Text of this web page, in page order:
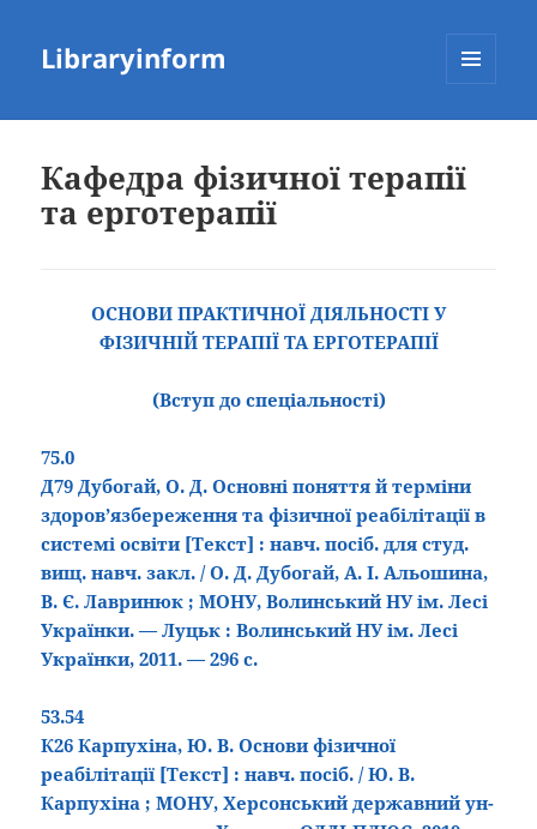
Libraryinform
Кафедра фізичної терапії
та ерготерапії
ОСНОВИ ПРАКТИЧНОЇ ДІЯЛЬНОСТІ У
ФІЗИЧНІЙ ТЕРАПІЇ ТА ЕРГОТЕРАПІЇ
(Вступ до спеціальності)
75.0
Д79 Дубогай, О. Д. Основні поняття й терміни
здоров’язбереження та фізичної реабілітації в
системі освіти [Текст] : навч. посіб. для студ.
вищ. навч. закл. / О. Д. Дубогай, А. І. Альошина,
В. Є. Лавринюк ; МОНУ, Волинський НУ ім. Лесі
Українки. — Луцьк : Волинський НУ ім. Лесі
Українки, 2011. — 296 с.
53.54
К26 Карпухіна, Ю. В. Основи фізичної
реабілітації [Текст] : навч. посіб. / Ю. В.
Карпухіна ; МОНУ, Херсонський державний ун-